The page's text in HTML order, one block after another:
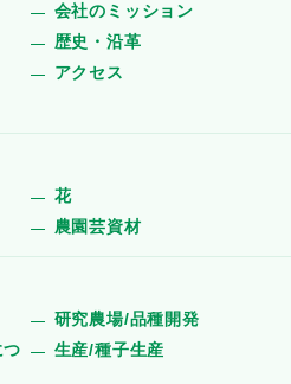
会社のミッション
歴史・沿革
アクセス
花
農園芸資材
研究農場/品種開発
生産/種子生産